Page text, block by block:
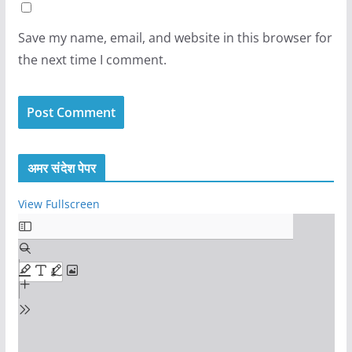
Save my name, email, and website in this browser for
the next time I comment.
अमर संदेश पेपर
View Fullscreen
S
k
i
p
t